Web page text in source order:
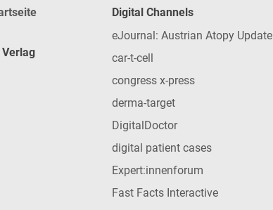
Digital Channels
eJournal: Austrian Atopy Update
car-t-cell
congress x-press
derma-target
DigitalDoctor
digital patient cases
Expert:innenforum
Fast Facts Interactive